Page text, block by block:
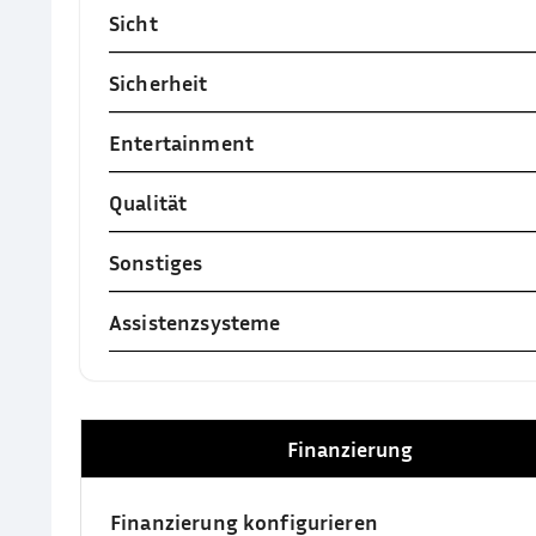
Sicht
Sicherheit
Entertainment
Qualität
Sonstiges
Assistenzsysteme
Finanzierung
Finanzierung konfigurieren